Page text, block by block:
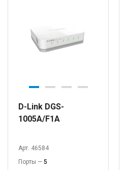
D-Link DGS-
1005A/F1A
Арт. 46584
Порты — 5